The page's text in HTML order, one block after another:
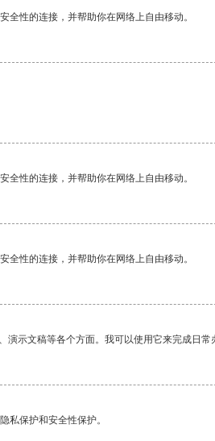
全性的连接，并帮助你在网络上自由移动。
全性的连接，并帮助你在网络上自由移动。
全性的连接，并帮助你在网络上自由移动。
示文稿等各个方面。我可以使用它来完成日常
私保护和安全性保护。